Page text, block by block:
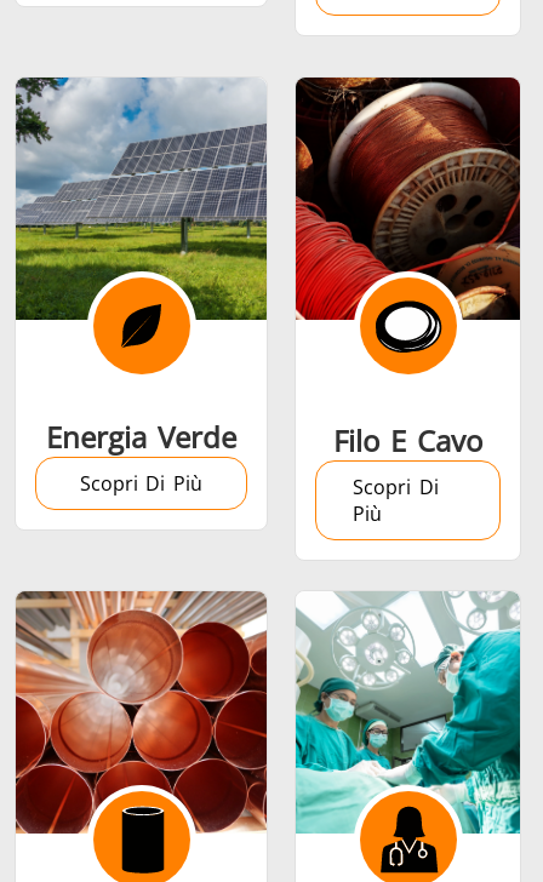
Serie SH
Teste di
riscaldamento
Induction
Aerospaziale
Data
Filo e cavo Fissaggio
Tubo
Riscaldamento,
Ventilazione e
Semiconduttori
Energia Verde
Scopri Di Più
Filo E Cavo
Scopri Di
Più